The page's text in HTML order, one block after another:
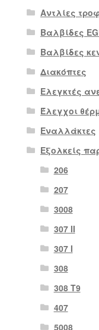
Αντλίες
Βαλβίδες
Βαλβίδες
Διακόπτες
Ελεγκτές
Έλεγχοι
Εναλλάκτες
Εξολκείς
206
207
3008
307 II
307 Ι
308
308 Τ9
407
5008